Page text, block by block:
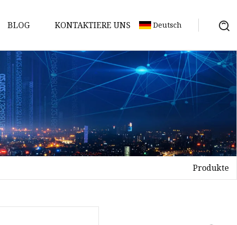
BLOG KONTAKTIERE UNS Deutsch
Produkte